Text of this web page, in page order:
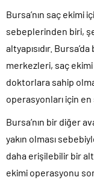
Bursa’nın saç ekimi
sebeplerinden biri,
altyapısıdır.
merkezleri, saç
doktorlara sahip
operasyonları için
Bursa’nın bir diğer
yakın olması
daha erişilebilir bir
ekimi operasyonu